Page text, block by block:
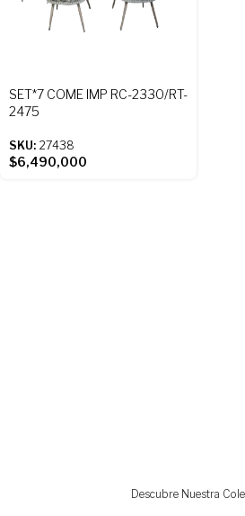
SET*7 COME IMP RC-2330/RT-
2475
SKU: 27438
$6,490,000
Descubre Nuestra